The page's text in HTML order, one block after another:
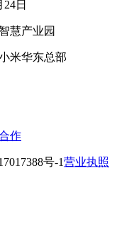
日
慧产业园
米华东总部
作
号-1营业执照